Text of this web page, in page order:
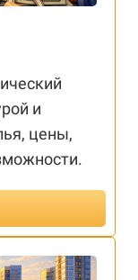
и
цены,